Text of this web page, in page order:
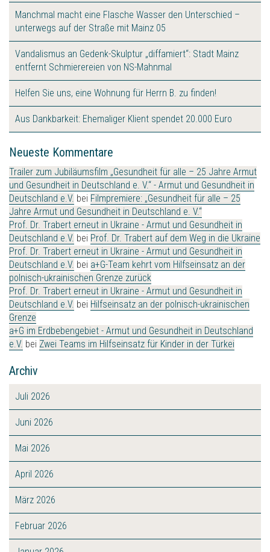
Manchmal macht eine Flasche Wasser den Unterschied –
unterwegs auf der Straße mit Mainz 05
Vandalismus an Gedenk-Skulptur „diffamiert“: Stadt Mainz
entfernt Schmierereien von NS-Mahnmal
Helfen Sie uns, eine Wohnung für Herrn B. zu finden!
Aus Dankbarkeit: Ehemaliger Klient spendet 20.000 Euro
Neueste Kommentare
Trailer zum Jubiläumsfilm „Gesundheit für alle – 25 Jahre Armut
und Gesundheit in Deutschland e. V.“ - Armut und Gesundheit in
Deutschland e.V. bei Filmpremiere: „Gesundheit für alle – 25
Jahre Armut und Gesundheit in Deutschland e. V.“
Prof. Dr. Trabert erneut in Ukraine - Armut und Gesundheit in
Deutschland e.V. bei Prof. Dr. Trabert auf dem Weg in die Ukraine
Prof. Dr. Trabert erneut in Ukraine - Armut und Gesundheit in
Deutschland e.V. bei a+G-Team kehrt vom Hilfseinsatz an der
polnisch-ukrainischen Grenze zurück
Prof. Dr. Trabert erneut in Ukraine - Armut und Gesundheit in
Deutschland e.V. bei Hilfseinsatz an der polnisch-ukrainischen
Grenze
a+G im Erdbebengebiet - Armut und Gesundheit in Deutschland
e.V. bei Zwei Teams im Hilfseinsatz für Kinder in der Türkei
Archiv
Juli 2026
Juni 2026
Mai 2026
April 2026
März 2026
Februar 2026